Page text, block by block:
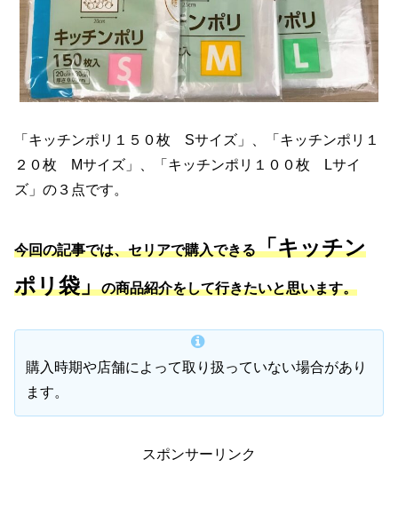
「キッチンポリ１５０枚 Sサイズ」、「キッチンポリ１
２０枚 Mサイズ」、「キッチンポリ１００枚 Lサイ
ズ」の３点です。
今回の記事では、セリアで購入できる「キッチン
ポリ袋」の商品紹介をして行きたいと思います。
購入時期や店舗によって取り扱っていない場合があり
ます。
スポンサーリンク